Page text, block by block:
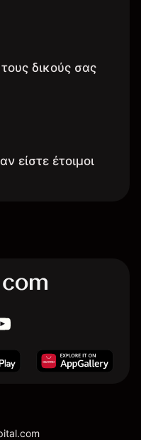
δικούς σας
είστε έτοιμοι